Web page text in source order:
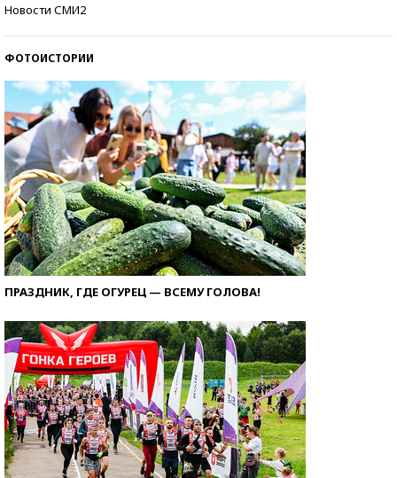
Новости СМИ2
ФОТОИСТОРИИ
ПРАЗДНИК, ГДЕ ОГУРЕЦ — ВСЕМУ ГОЛОВА!